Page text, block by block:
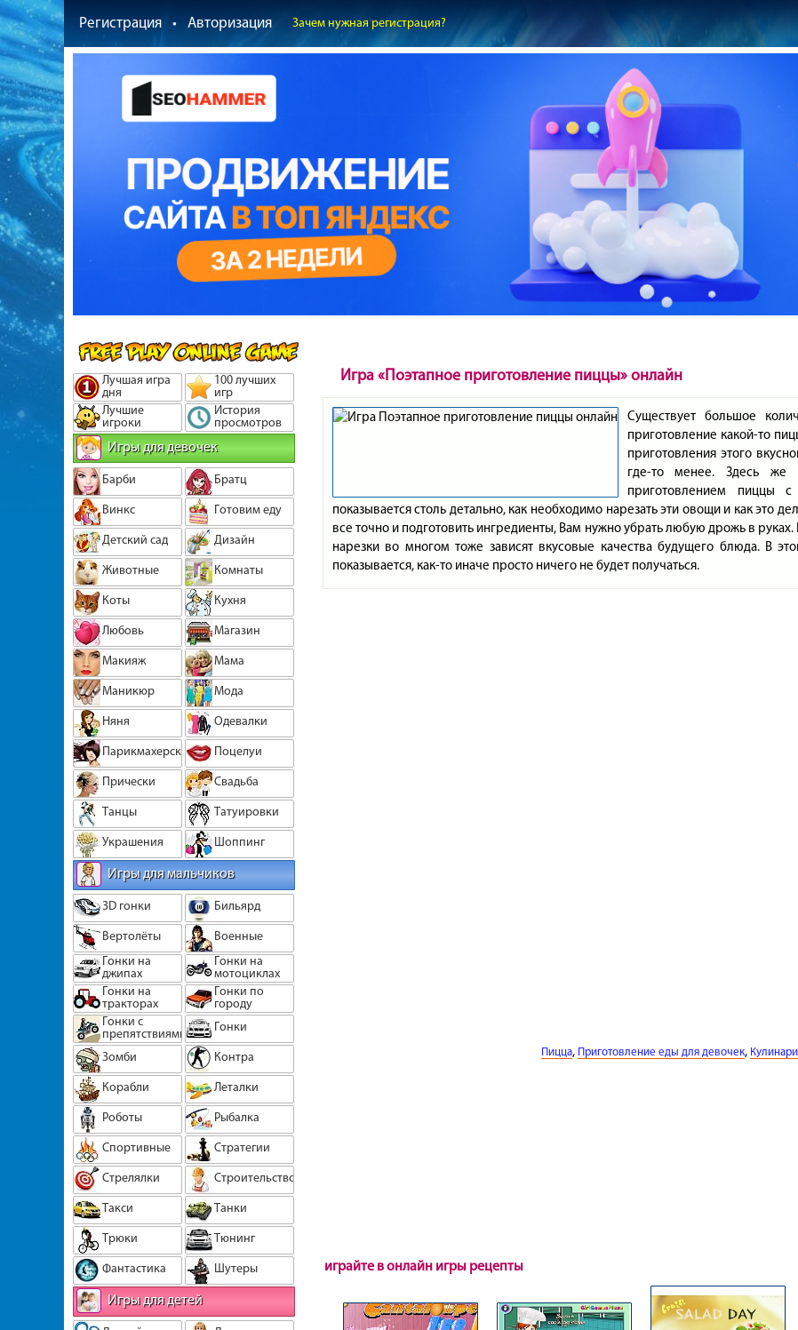
Регистрация • Авторизация Зачем нужная регистрация?
Лучшая игра
дня
100 лучших
игр
Лучшие
игроки
История
просмотров
Игры для девочек
Барби
Братц
Винкс
Готовим еду
Детский сад
Дизайн
Животные
Комнаты
Коты
Кухня
Любовь
Магазин
Макияж
Мама
Маникюр
Мода
Няня
Одевалки
Парикмахерская
Поцелуи
Прически
Свадьба
Танцы
Татуировки
Украшения
Шоппинг
Игры для мальчиков
3D гонки
Бильярд
Вертолёты
Военные
Гонки на
джипах
Гонки на
мотоциклах
Гонки на
тракторах
Гонки по
городу
Гонки с
препятствиями
Гонки
Зомби
Контра
Корабли
Леталки
Роботы
Рыбалка
Спортивные
Стратегии
Стрелялки
Строительство
Такси
Танки
Трюки
Тюнинг
Фантастика
Шутеры
Игры для детей
Игра «Поэтапное приготовление пиццы» онлайн
Существует большое
приготовление какой-то
приготовления этого
где-то менее. Здесь же
приготовлением пиццы
показывается столь детально, как необходимо нарезать эти овощи и как это
все точно и подготовить ингредиенты, Вам нужно убрать любую дрожь в
нарезки во многом тоже зависят вкусовые качества будущего блюда. В
показывается, как-то иначе просто ничего не будет получаться.
Пицца, Приготовление еды для девочек,
играйте в онлайн игры рецепты